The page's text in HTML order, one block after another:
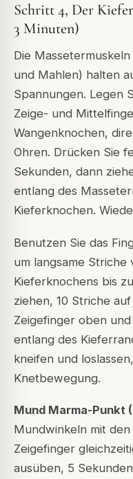
Schritt 4, Der
3 Minuten)
Die
und Mahlen) halten
Spannungen. Legen
Zeige- und
Wangenknochen,
Ohren. Drücken Sie
Sekunden, dann
entlang des
Kieferknochen.
Benutzen Sie das
um langsame Striche
Kieferknochens bis
ziehen, 10 Striche
Zeigefinger oben
entlang des
kneifen und
Knetbewegung.
Mund Marma-Punkt
Mundwinkeln mit
Zeigefinger
ausüben, 5